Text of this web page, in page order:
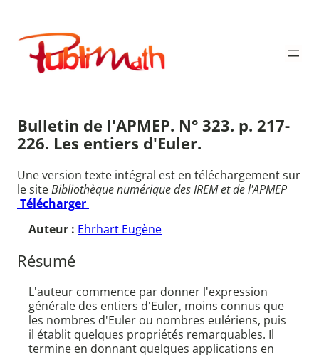
contenu
Publimath
Bulletin de l'APMEP. N° 323. p. 217-
226. Les entiers d'Euler.
Une version texte intégral est en téléchargement sur
le siteBibliothèque numérique des IREM et de l'APMEP
Télécharger
Auteur : Ehrhart Eugène
Résumé
L'auteur commence par donner l'expression
générale des entiers d'Euler, moins connus que
les nombres d'Euler ou nombres eulériens, puis
il établit quelques propriétés remarquables. Il
termine en donnant quelques applications en